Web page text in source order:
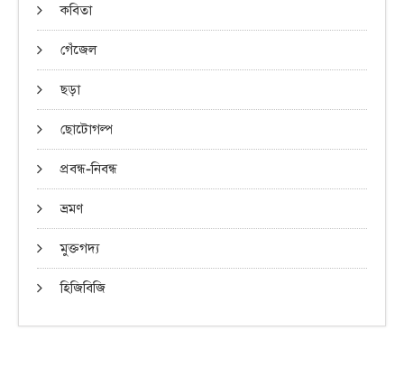
কবিতা
গেঁজেল
ছড়া
ছোটোগল্প
প্রবন্ধ-নিবন্ধ
ভ্রমণ
মুক্তগদ্য
হিজিবিজি